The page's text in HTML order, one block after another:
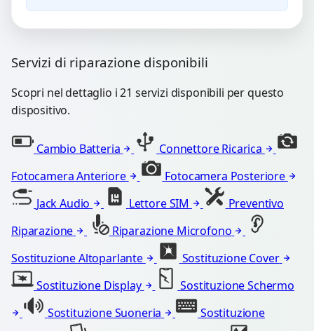
Servizi di riparazione disponibili
Scopri nel dettaglio i 21 servizi disponibili per questo
dispositivo.
Cambio Batteria
Connettore Ricarica
Fotocamera Anteriore
Fotocamera Posteriore
Jack Audio
Lettore SIM
Preventivo
Riparazione
Riparazione Microfono
Sostituzione Altoparlante
Sostituzione Cover
Sostituzione Display
Sostituzione Schermo
Sostituzione Suoneria
Sostituzione